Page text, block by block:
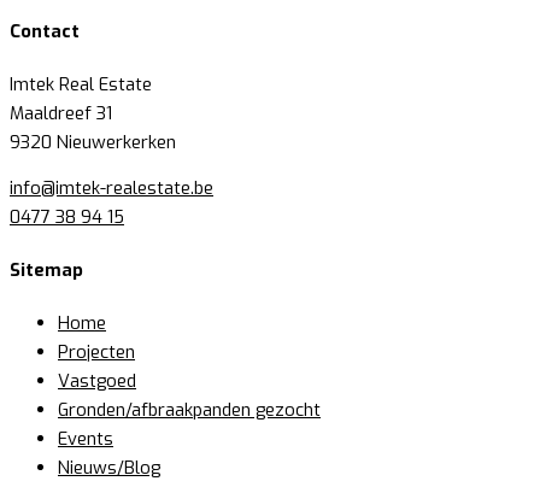
Contact
Imtek Real Estate
Maaldreef 31
9320 Nieuwerkerken
info@imtek-realestate.be
0477 38 94 15
Sitemap
Home
Projecten
Vastgoed
Gronden/afbraakpanden gezocht
Events
Nieuws/Blog